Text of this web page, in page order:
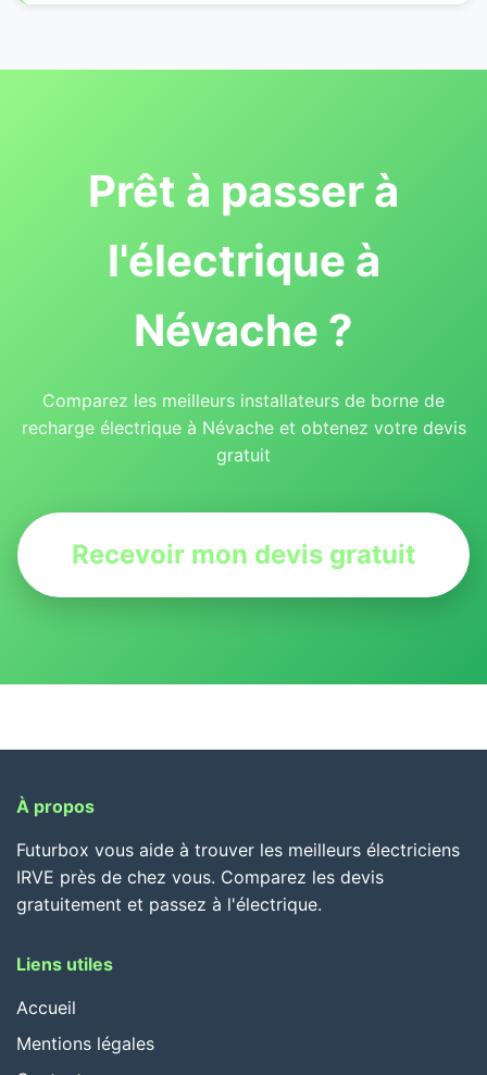
Prêt à passer à
l'électrique à
Névache ?
Comparez les meilleurs installateurs de borne de
recharge électrique à Névache et obtenez votre devis
gratuit
Recevoir mon devis gratuit
À propos
Futurbox vous aide à trouver les meilleurs électriciens
IRVE près de chez vous. Comparez les devis
gratuitement et passez à l'électrique.
Liens utiles
Accueil
Mentions légales